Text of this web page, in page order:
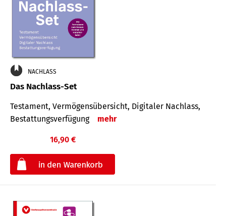
NACHLASS
Das Nachlass-Set
Testament, Vermögens­übersicht, Digitaler Nach­lass,
Bestat­tungs­ver­fügung
mehr
16,90 €